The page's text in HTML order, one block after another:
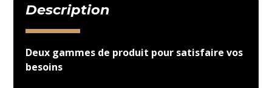
Description
Deux gammes de produit pour satisfaire vos
besoins